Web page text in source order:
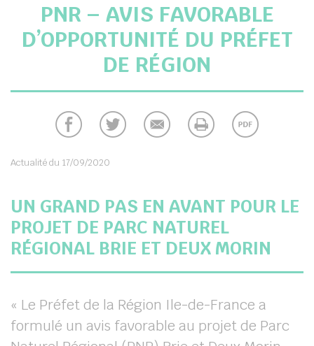
PNR – AVIS FAVORABLE
D’OPPORTUNITÉ DU PRÉFET
DE RÉGION
Actualité du 17/09/2020
UN GRAND PAS EN AVANT POUR LE
PROJET DE PARC NATUREL
RÉGIONAL BRIE ET DEUX MORIN
« Le Préfet de la Région Ile-de-France a
formulé un avis favorable au projet de Parc